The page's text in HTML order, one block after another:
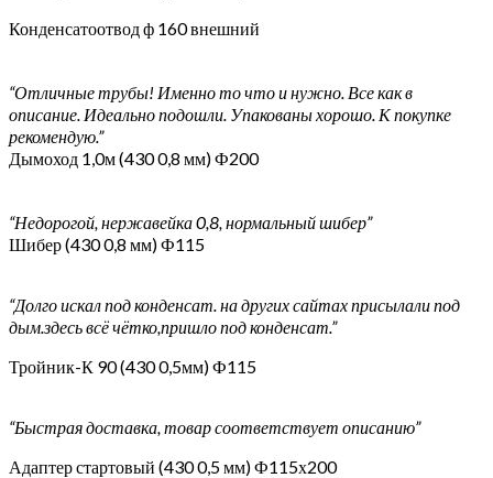
Конденсатоотвод ф 160 внешний
“Отличные трубы! Именно то что и нужно. Все как в
описание. Идеально подошли. Упакованы хорошо. К покупке
рекомендую.”
Дымоход 1,0м (430 0,8 мм) Ф200
“Недорогой, нержавейка 0,8, нормальный шибер”
Шибер (430 0,8 мм) Ф115
“Долго искал под конденсат. на других сайтах присылали под
дым.здесь всё чётко,пришло под конденсат.”
Тройник-К 90 (430 0,5мм) Ф115
“Быстрая доставка, товар соответствует описанию”
Адаптер стартовый (430 0,5 мм) Ф115х200